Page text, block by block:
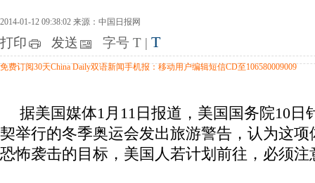
2014-01-12 09:38:02 来源：中国日报网
打印 发送 字号 T | T
免费订阅30天China Daily双语新闻手机报：移动用户编辑短信CD至106580009009
据美国媒体1月11日报道，美国国务院10日
契举行的冬季奥运会发出旅游警告，认为这
恐怖袭击的目标，美国人若计划前往，必须注